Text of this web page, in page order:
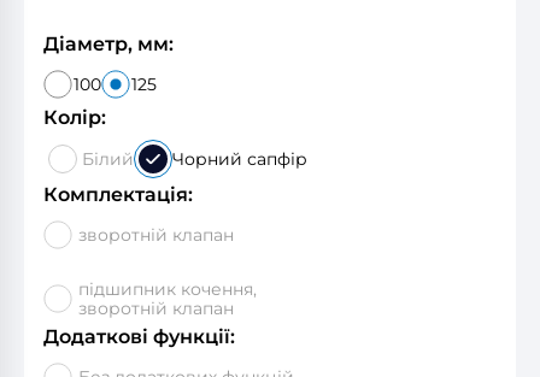
Діаметр, мм:
100 125
Колір:
Білий Чорний сапфір
Комплектація:
зворотній клапан
підшипник кочення,
зворотній клапан
Додаткові функції: